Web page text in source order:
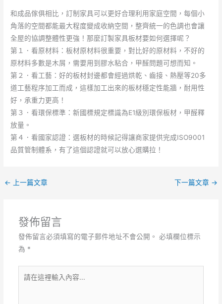
和成品傢俱相比，訂制家具可以更好合理利用家庭空間，每個小
角落的空間都能最大程度變成收納空間，整齊統一的色調也會讓
全屋的協調整體性更強！那麼訂製家具板材要如何選擇呢？
第１．看原材料：板材原材料很重要，對比好的原材料，不好的
原材料多數是木屑，需要用到膠水粘合，甲醛問題可想而知。
第２．看工藝：好的板材封邊都會經過烘乾、齒接、熱壓等20多
道工藝程序加工而成，這樣加工出來的板材穩定性能牆，耐用性
好，承重力更高！
第３．看環保標準：新國標規定標識為E1級別環保板材，甲醛釋
放量。
第４．看國家認證：選板材的時候記得讓商家提供完成ISO9001
品質管制體系，有了這個認證就可以放心選購拉！
← 上一篇文章 下一篇文章 →
發佈留言
發佈留言必須填寫的電子郵件地址不會公開。 必填欄位標示
為 *